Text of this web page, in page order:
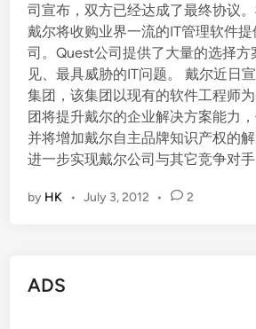
司宣布，双方已经达成了最终协议
戴尔将收购业界一流的IT管理软件
司。Quest公司提供了大量的选择方
见、最具威胁的IT问题。 戴尔近日
集团，该集团以现有的软件工程师
团将提升戴尔的企业解决方案能力
并将增加戴尔自主品牌知识产权的
进一步实现戴尔公司与其它竞争对手
by HK • July 3, 2012 • 2
ADS